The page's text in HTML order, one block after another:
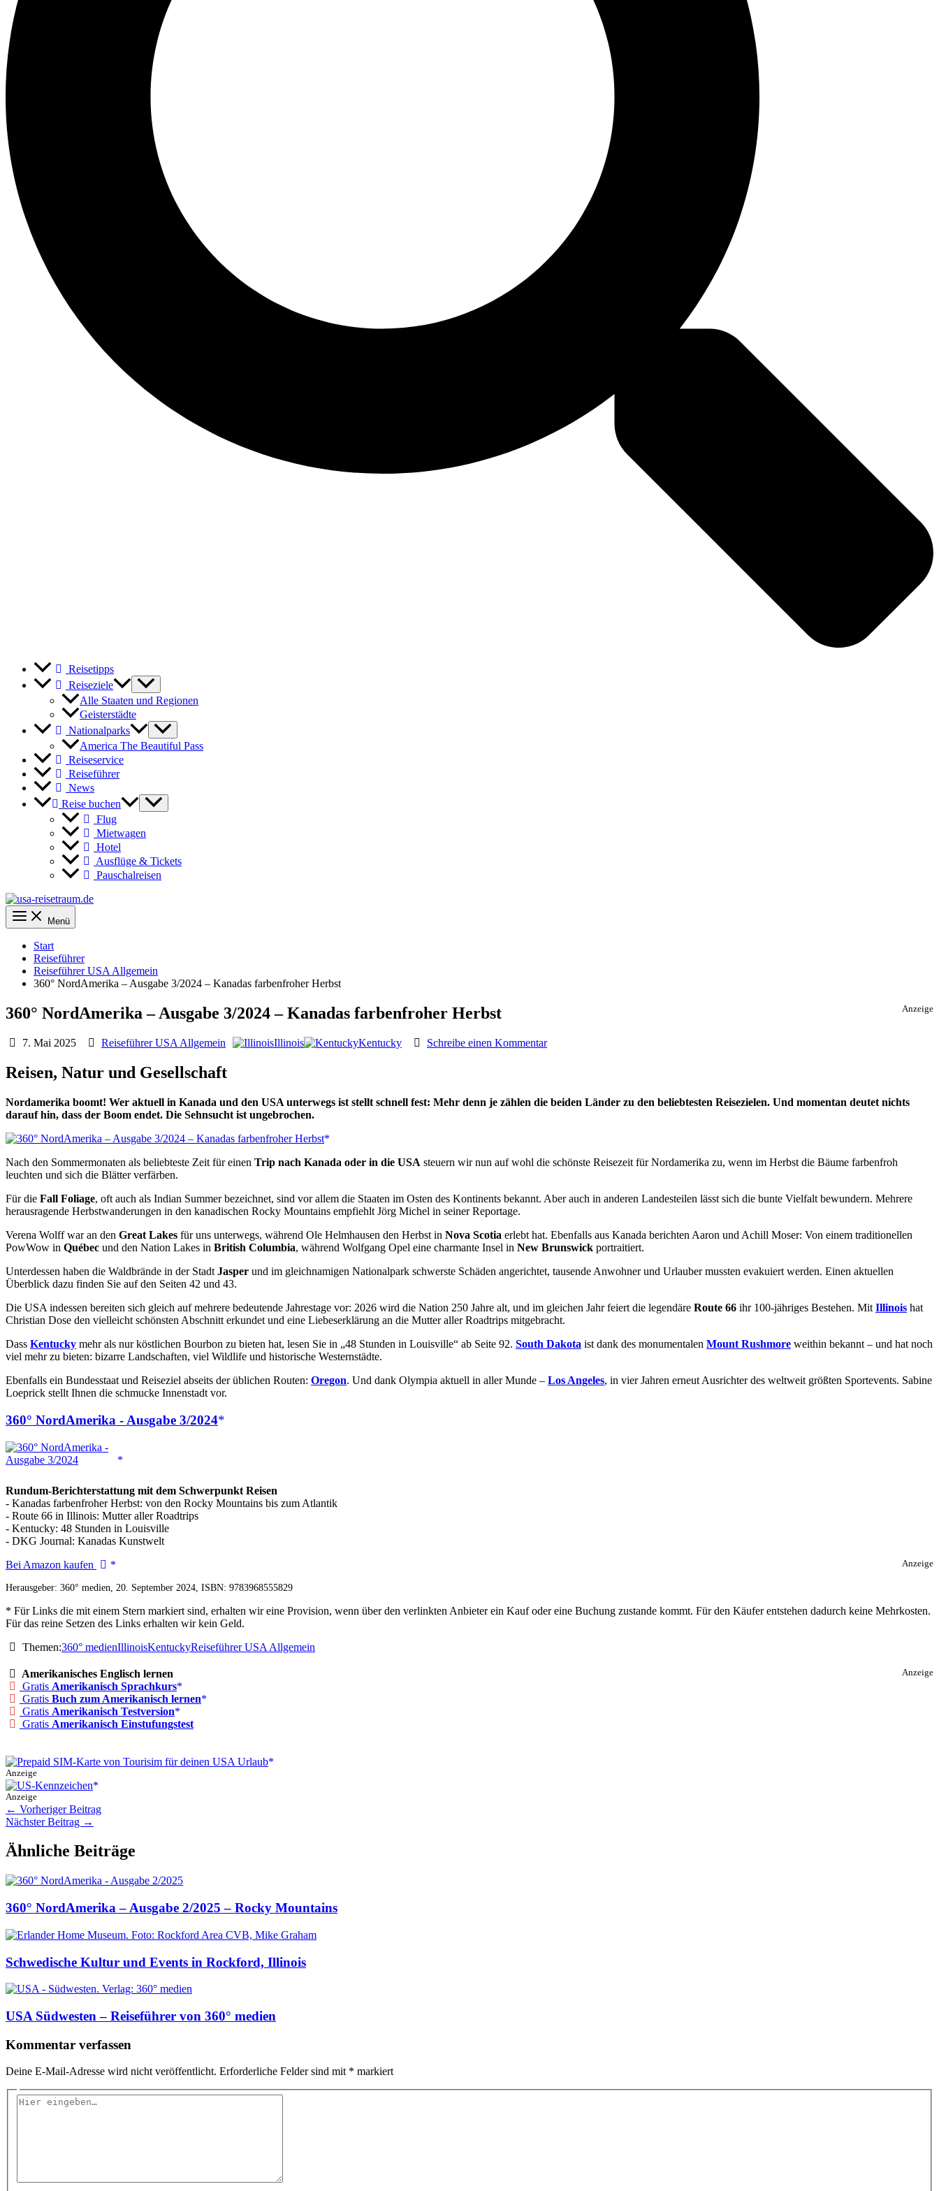
Reisetipps
Reiseziele
Alle Staaten und Regionen
Geisterstädte
Nationalparks
America The Beautiful Pass
Reiseservice
Reiseführer
News
Reise buchen
Flug
Mietwagen
Hotel
Ausflüge & Tickets
Pauschalreisen
Menü
Start
Reiseführer
Reiseführer USA Allgemein
360° NordAmerika – Ausgabe 3/2024 – Kanadas farbenfroher Herbst
Anzeige
360° NordAmerika – Ausgabe 3/2024 – Kanadas farbenfroher Herbst
7. Mai 2025 Reiseführer USA Allgemein Illinois Kentucky Schreibe einen Kommentar
Reisen, Natur und Gesellschaft
Nordamerika boomt! Wer aktuell in Kanada und den USA unterwegs ist stellt schnell fest: Mehr denn je zählen die beiden Länder zu den beliebtesten Reisezielen. Und momentan deutet nichts
darauf hin, dass der Boom endet. Die Sehnsucht ist ungebrochen.
Nach den Sommermonaten als beliebteste Zeit für einen Trip nach Kanada oder in die USA steuern wir nun auf wohl die schönste Reisezeit für Nordamerika zu, wenn im Herbst die Bäume farbenfroh
leuchten und sich die Blätter verfärben.
Für die Fall Foliage, oft auch als Indian Summer bezeichnet, sind vor allem die Staaten im Osten des Kontinents bekannt. Aber auch in anderen Landesteilen lässt sich die bunte Vielfalt bewundern. Mehrere
herausragende Herbstwanderungen in den kanadischen Rocky Mountains empfiehlt Jörg Michel in seiner Reportage.
Verena Wolff war an den Great Lakes für uns unterwegs, während Ole Helmhausen den Herbst in Nova Scotia erlebt hat. Ebenfalls aus Kanada berichten Aaron und Achill Moser: Von einem traditionellen
PowWow in Québec und den Nation Lakes in British Columbia, während Wolfgang Opel eine charmante Insel in New Brunswick portraitiert.
Unterdessen haben die Waldbrände in der Stadt Jasper und im gleichnamigen Nationalpark schwerste Schäden angerichtet, tausende Anwohner und Urlauber mussten evakuiert werden. Einen aktuellen
Überblick dazu finden Sie auf den Seiten 42 und 43.
Die USA indessen bereiten sich gleich auf mehrere bedeutende Jahrestage vor: 2026 wird die Nation 250 Jahre alt, und im gleichen Jahr feiert die legendäre Route 66 ihr 100-jähriges Bestehen. Mit Illinois hat
Christian Dose den vielleicht schönsten Abschnitt erkundet und eine Liebeserklärung an die Mutter aller Roadtrips mitgebracht.
Dass Kentucky mehr als nur köstlichen Bourbon zu bieten hat, lesen Sie in „48 Stunden in Louisville“ ab Seite 92. South Dakota ist dank des monumentalen Mount Rushmore weithin bekannt – und hat noch
viel mehr zu bieten: bizarre Landschaften, viel Wildlife und historische Westernstädte.
Ebenfalls ein Bundesstaat und Reiseziel abseits der üblichen Routen: Oregon. Und dank Olympia aktuell in aller Munde – Los Angeles, in vier Jahren erneut Ausrichter des weltweit größten Sportevents. Sabine
Loeprick stellt Ihnen die schmucke Innenstadt vor.
360° NordAmerika - Ausgabe 3/2024
Rundum-Berichterstattung mit dem Schwerpunkt Reisen
- Kanadas farbenfroher Herbst: von den Rocky Mountains bis zum Atlantik
- Route 66 in Illinois: Mutter aller Roadtrips
- Kentucky: 48 Stunden in Louisville
- DKG Journal: Kanadas Kunstwelt
Anzeige
360°
-
3/2024
Bei Amazon kaufen
Herausgeber: 360° medien, 20. September 2024, ISBN: 9783968555829
* Für Links die mit einem Stern markiert sind, erhalten wir eine Provision, wenn über den verlinkten Anbieter ein Kauf oder eine Buchung zustande kommt. Für den Käufer entstehen dadurch keine Mehrkosten.
Für das reine Setzen des Links erhalten wir kein Geld.
Themen:360° medienIllinoisKentuckyReiseführer USA Allgemein
Anzeige
Amerikanisches Englisch lernen
Gratis Amerikanisch Sprachkurs
Gratis Buch zum Amerikanisch lernen
Gratis Amerikanisch Testversion
Gratis Amerikanisch Einstufungstest
Anzeige
Anzeige
← Vorheriger Beitrag
Nächster Beitrag →
Ähnliche Beiträge
360° NordAmerika – Ausgabe 2/2025 – Rocky Mountains
Schwedische Kultur und Events in Rockford, Illinois
USA Südwesten – Reiseführer von 360° medien
Kommentar verfassen
Deine E-Mail-Adresse wird nicht veröffentlicht. Erforderliche Felder sind mit * markiert
Hier